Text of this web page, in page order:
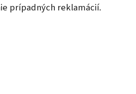
prípadných reklamácií.